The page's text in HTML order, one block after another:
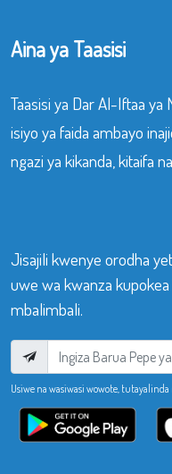
Aina ya Taasisi
Taasisi ya Dar Al-Iftaa ya
isiyo ya faida ambayo
ngazi ya kikanda, kitaifa
Jisajili kwenye orodha
uwe wa kwanza
mbalimbali.
Usiwe na wasiwasi wowote,